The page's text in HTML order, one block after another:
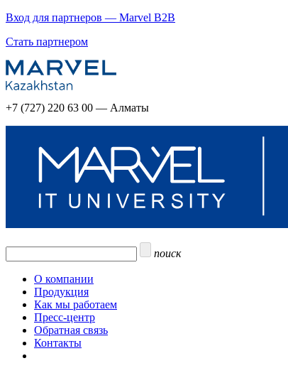
Вход для партнеров — Marvel B2B
Стать партнером
+7 (727) 220 63 00 — Алматы
поиск
О компании
Продукция
Как мы работаем
Пресс-центр
Обратная связь
Контакты